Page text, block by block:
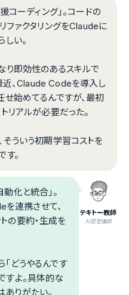
コーディング」。コードの
ファクタリングをClaudeに
い。
り即効性のあるスキルで
近、Claude Codeを導入し
せ始めてるんですが、最初
リアルが必要だった。
そういう初期学習コストを
。
テキトー教師
.AI認定講師
化と統合」。
連携させて、
の要約・生成を
「どうやるんです
すよ。具体的な
りがたい。